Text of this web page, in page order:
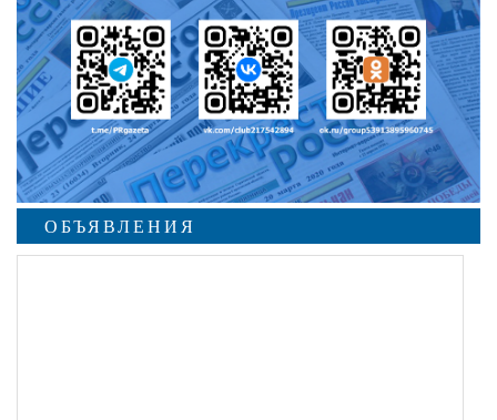
ОБЪЯВЛЕНИЯ